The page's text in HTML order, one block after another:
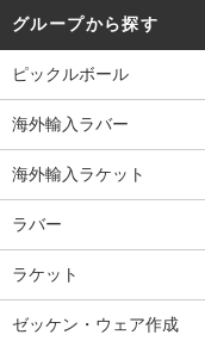
グループから探す
ピックルボール
海外輸入ラバー
海外輸入ラケット
ラバー
ラケット
ゼッケン・ウェア作成